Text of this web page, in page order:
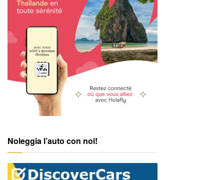
Noleggia l’auto con noi!